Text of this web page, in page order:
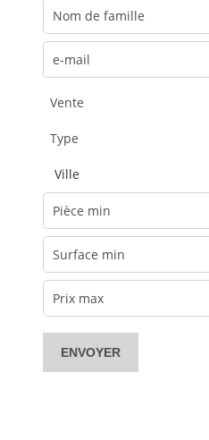
Vente
Type
Ville
ENVOYER